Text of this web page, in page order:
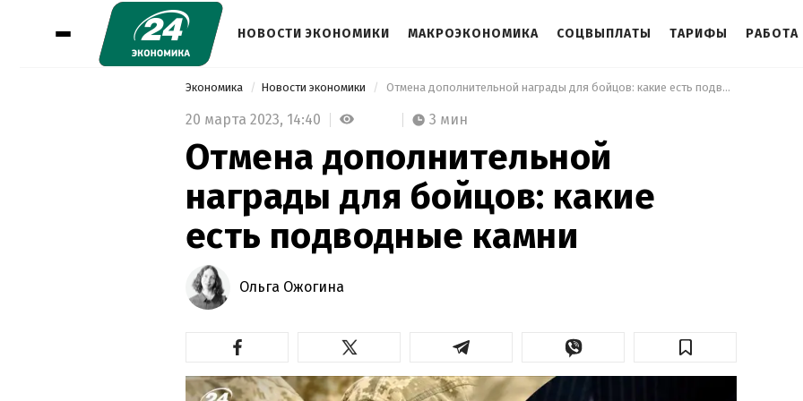
НОВОСТИ ЭКОНОМИКИ МАКРОЭКОНОМИКА СОЦВЫПЛАТЫ ТАРИФЫ РАБОТА
Экономика Новости экономики Отмена дополнительной награды для бойцов: какие есть подводные камни
20 марта 2023, 14:40 3 мин
Отмена дополнительной
награды для бойцов: какие
есть подводные камни
Ольга Ожогина